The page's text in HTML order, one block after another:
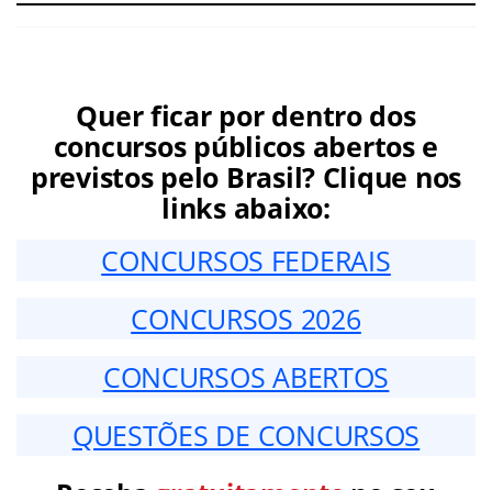
Quer ficar por dentro dos
concursos públicos abertos e
previstos pelo Brasil? Clique nos
links abaixo:
CONCURSOS FEDERAIS
CONCURSOS 2026
CONCURSOS ABERTOS
QUESTÕES DE CONCURSOS